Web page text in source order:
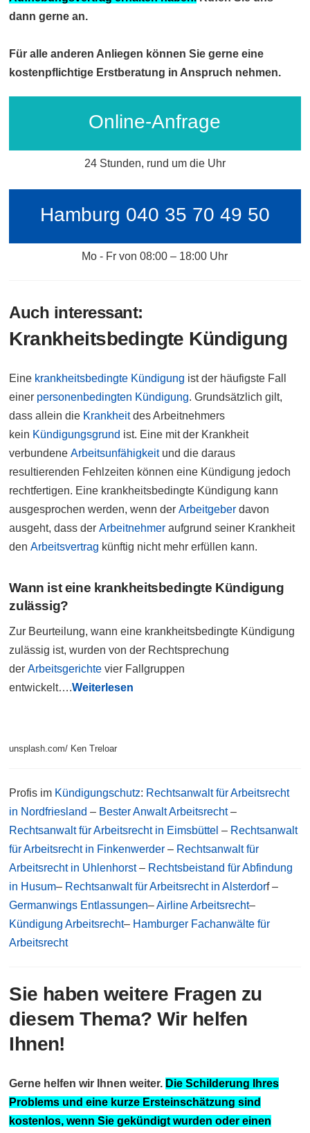
dann gerne an.
Für alle anderen Anliegen können Sie gerne eine
kostenpflichtige Erstberatung in Anspruch nehmen.
Online-Anfrage
24 Stunden, rund um die Uhr
Hamburg 040 35 70 49 50
Mo - Fr von 08:00 – 18:00 Uhr
Auch interessant:
Krankheitsbedingte Kündigung
Eine krankheitsbedingte Kündigung ist der häufigste Fall
einer personenbedingten Kündigung. Grundsätzlich gilt,
dass allein die Krankheitdes Arbeitnehmers
kein Kündigungsgrund ist. Eine mit der Krankheit
verbundeneArbeitsunfähigkeitund die daraus
resultierenden Fehlzeiten können eine Kündigung jedoch
rechtfertigen. Eine krankheitsbedingte Kündigung kann
ausgesprochen werden, wenn derArbeitgeber davon
ausgeht, dass derArbeitnehmer aufgrund seiner Krankheit
denArbeitsvertrag künftig nicht mehr erfüllen kann.
Wann ist eine krankheitsbedingte Kündigung
zulässig?
Zur Beurteilung, wann eine krankheitsbedingte Kündigung
zulässig ist, wurden von der Rechtsprechung
derArbeitsgerichte vier Fallgruppen
entwickelt….Weiterlesen
unsplash.com/ Ken Treloar
Profis im Kündigungschutz: Rechtsanwalt für Arbeitsrecht
in Nordfriesland – Bester Anwalt Arbeitsrecht–
Rechtsanwalt für Arbeitsrecht in Eimsbüttel – Rechtsanwalt
für Arbeitsrecht in Finkenwerder – Rechtsanwalt für
Arbeitsrecht in Uhlenhorst– Rechtsbeistand für Abfindung
in Husum– Rechtsanwalt für Arbeitsrecht in Alsterdorf –
Germanwings Entlassungen–Airline Arbeitsrecht–
Kündigung Arbeitsrecht– Hamburger Fachanwälte für
Arbeitsrecht
Sie haben weitere Fragen zu
diesem Thema? Wir helfen
Ihnen!
Gerne helfen wir Ihnen weiter. Die Schilderung Ihres
Problems und eine kurze Ersteinschätzung sind
kostenlos, wenn Sie gekündigt wurden oder einen